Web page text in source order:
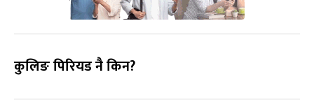
कुलिङ पिरियड नै किन?